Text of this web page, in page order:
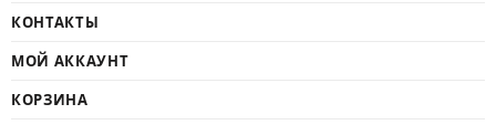
КОНТАКТЫ
МОЙ АККАУНТ
КОРЗИНА